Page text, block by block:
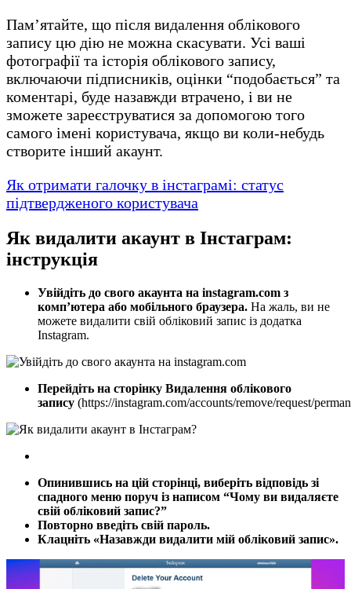
Пам’ятайте, що після видалення облікового
запису цю дію не можна скасувати. Усі ваші
фотографії та історія облікового запису,
включаючи підписників, оцінки “подобається” та
коментарі, буде назавжди втрачено, і ви не
зможете зареєструватися за допомогою того
самого імені користувача, якщо ви коли-небудь
створите інший акаунт.
Як отримати галочку в інстаграмі: статус
підтвердженого користувача
Як видалити акаунт в Інстаграм:
інструкція
Увійдіть до свого акаунта на instagram.com з
комп’ютера або мобільного браузера. На жаль, ви не
можете видалити свій обліковий запис із додатка
Instagram.
Перейдіть на сторінку Видалення облікового
запису (https://instagram.com/accounts/remove/request/
Опинившись на цій сторінці, виберіть відповідь зі
спадного меню поруч із написом “Чому ви видаляєте
свій обліковий запис?”
Повторно введіть свій пароль.
Клацніть «Назавжди видалити мій обліковий запис».